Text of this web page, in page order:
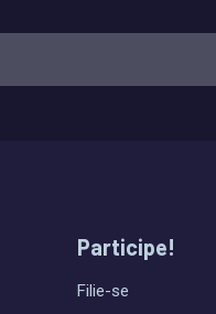
Participe!
Filie-se